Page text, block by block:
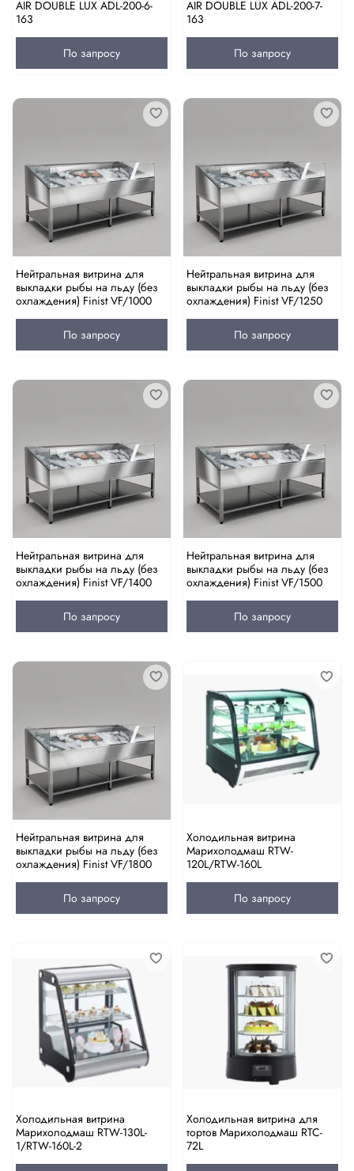
AIR DOUBLE LUX ADL-200-6-
163
По запросу
AIR DOUBLE LUX ADL-200-7-
163
По запросу
Нейтральная витрина для
выкладки рыбы на льду (без
охлаждения) Finist VF/1000
По запросу
Нейтральная витрина для
выкладки рыбы на льду (без
охлаждения) Finist VF/1250
По запросу
Нейтральная витрина для
выкладки рыбы на льду (без
охлаждения) Finist VF/1400
По запросу
Нейтральная витрина для
выкладки рыбы на льду (без
охлаждения) Finist VF/1500
По запросу
Нейтральная витрина для
выкладки рыбы на льду (без
охлаждения) Finist VF/1800
По запросу
Холодильная витрина
Марихолодмаш RTW-
120L/RTW-160L
По запросу
Холодильная витрина
Марихолодмаш RTW-130L-
1/RTW-160L-2
Холодильная витрина для
тортов Марихолодмаш RTC-
72L